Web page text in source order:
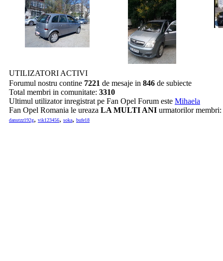
UTILIZATORI ACTIVI
Forumul nostru contine 7221 de mesaje in 846 de subiecte
Total membri in comunitate: 3310
Ultimul utilizator inregistrat pe Fan Opel Forum este Mihaela
Fan Opel Romania le ureaza LA MULTI ANI urmatorilor membri:
danutzz192g, vik123456, soka, bufe18